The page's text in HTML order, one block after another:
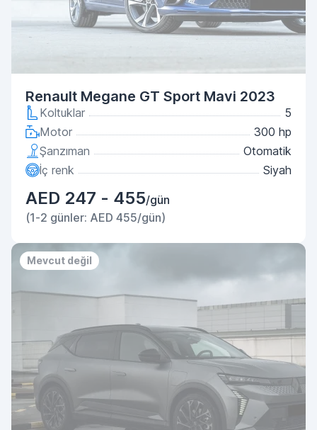
Renault Megane GT Sport Mavi 2023
Koltuklar
5
Motor
300 hp
Şanzıman
Otomatik
İç renk
Siyah
AED 247 - 455/gün
(1-2 günler: AED 455/gün)
Mevcut değil